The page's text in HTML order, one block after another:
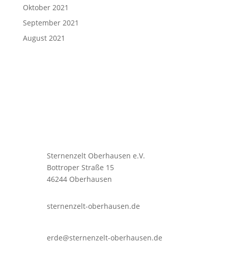
Oktober 2021
September 2021
August 2021
Sternenzelt Oberhausen e.V.
Bottroper Straße 15
46244 Oberhausen
sternenzelt-oberhausen.de
erde@sternenzelt-oberhausen.de